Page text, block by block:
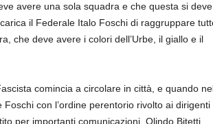
avere una sola squadra e che questa si deve
il Federale Italo Foschi di raggruppare
che deve avere i colori dell’Urbe, il giallo e il
comincia a circolare in città, e quando
con l’ordine perentorio rivolto ai dirigenti
per importanti comunicazioni, Olindo Bitetti